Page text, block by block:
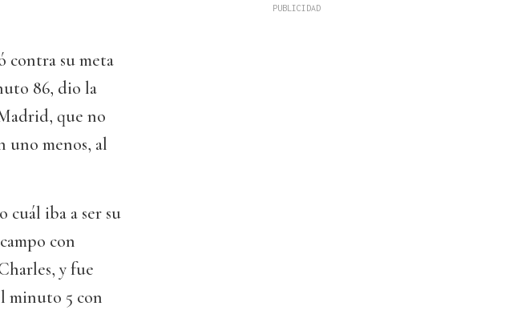
contra su meta
86, dio la
que no
uno menos, al
cuál iba a ser su
con
y fue
minuto 5 con